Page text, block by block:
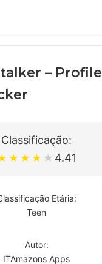
– Profile
Classificação:
★ ★ ★ ★ 4.41
Etária:
Teen
Autor:
ITAmazons Apps